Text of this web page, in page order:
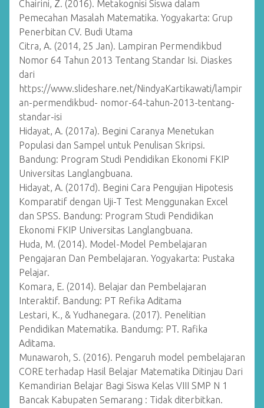
Chairini, Z. (2016). Metakognisi Siswa dalam
Pemecahan Masalah Matematika. Yogyakarta: Grup
Penerbitan CV. Budi Utama
Citra, A. (2014, 25 Jan). Lampiran Permendikbud
Nomor 64 Tahun 2013 Tentang Standar Isi. Diaskes
dari
https://www.slideshare.net/NindyaKartikawati/lampir
an-permendikbud- nomor-64-tahun-2013-tentang-
standar-isi
Hidayat, A. (2017a). Begini Caranya Menetukan
Populasi dan Sampel untuk Penulisan Skripsi.
Bandung: Program Studi Pendidikan Ekonomi FKIP
Universitas Langlangbuana.
Hidayat, A. (2017d). Begini Cara Pengujian Hipotesis
Komparatif dengan Uji-T Test Menggunakan Excel
dan SPSS. Bandung: Program Studi Pendidikan
Ekonomi FKIP Universitas Langlangbuana.
Huda, M. (2014). Model-Model Pembelajaran
Pengajaran Dan Pembelajaran. Yogyakarta: Pustaka
Pelajar.
Komara, E. (2014). Belajar dan Pembelajaran
Interaktif. Bandung: PT Refika Aditama
Lestari, K., & Yudhanegara. (2017). Penelitian
Pendidikan Matematika. Bandumg: PT. Rafika
Aditama.
Munawaroh, S. (2016). Pengaruh model pembelajaran
CORE terhadap Hasil Belajar Matematika Ditinjau Dari
Kemandirian Belajar Bagi Siswa Kelas VIII SMP N 1
Bancak Kabupaten Semarang : Tidak diterbitkan.